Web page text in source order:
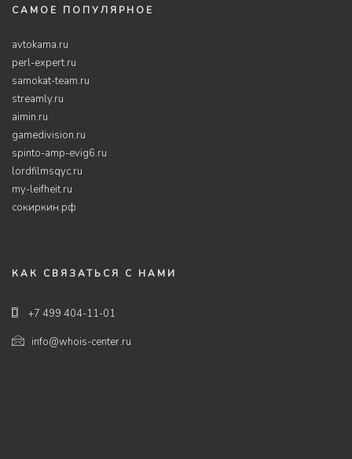
САМОЕ ПОПУЛЯРНОЕ
avtokama.ru
perl-expert.ru
samokat-team.ru
streamly.ru
aimin.ru
gamedivision.ru
spinto-amp-evig6.ru
lordfilmsqyc.ru
my-leifheit.ru
сокиркин.рф
КАК СВЯЗАТЬСЯ С НАМИ
+7 499 404-11-01
info@whois-center.ru